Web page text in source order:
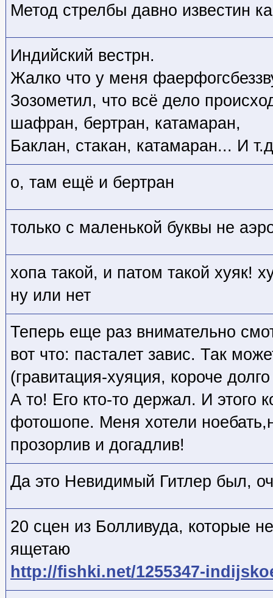
Метод стрелбы давно известин
Индийский вестрн.
Жалко что у меня
Зозометил, что всё дело
шафран, бертран, катамаран,
Баклан, стакан, катамаран... И
о, там ещё и бертран
только с маленькой буквы не
хопа такой, и патом такой хуяк!
ну или нет
Теперь еще раз внимательно
вот что: пасталет завис. Так
(гравитация-хуяция, короче
А то! Его кто-то держал. И этого
фотошопе. Меня хотели
прозорлив и догадлив!
Да это Невидимый Гитлер был,
20 сцен из Болливуда, которые
ящетаю
http://fishki.net/1255347-